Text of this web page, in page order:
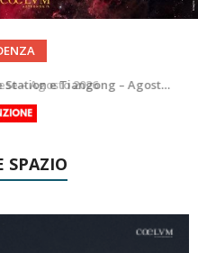
2026
2026: Delfino
SPAZIO